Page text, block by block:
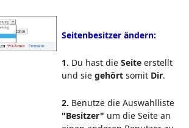
Seitenbesitzer ändern:
1. Du hast die Seite erstellt
und sie gehört somit Dir.
2. Benutze die Auswahlliste
"Besitzer" um die Seite an